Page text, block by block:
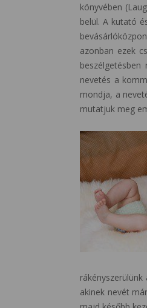
könyvében
belül. A kutató
azonban ezek
nevetés a
mondja, a
mutatjuk meg
akinek nevét